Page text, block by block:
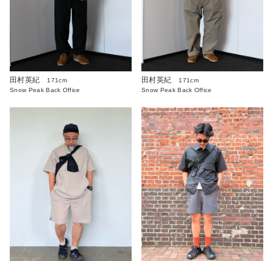
田村英紀
171cm
Snow Peak Back Office
田村英紀
171cm
Snow Peak Back Office